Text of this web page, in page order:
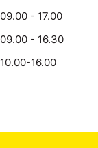
09.00 - 17.00
09.00 - 16.30
10.00-16.00